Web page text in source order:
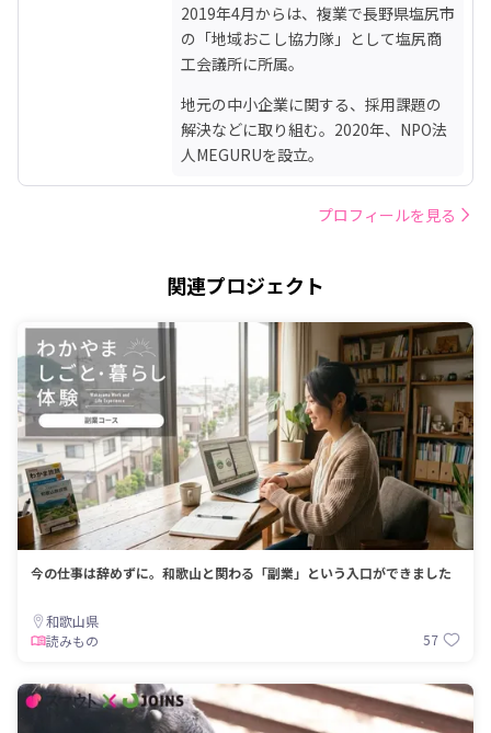
2019年4月からは、複業で長野県塩尻市
の「地域おこし協力隊」として塩尻商
工会議所に所属。
地元の中小企業に関する、採用課題の
解決などに取り組む。2020年、NPO法
人MEGURUを設立。
プロフィールを見る
関連プロジェクト
今の仕事は辞めずに。和歌山と関わる「副業」という入口ができました
和歌山県
読みもの
57